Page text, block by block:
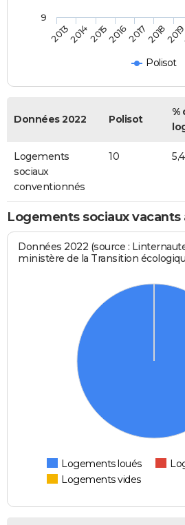
Polisot
201320142015201620172018
9
Données 2022 Polisot
%
Logements
sociaux
conventionnés
10
Logements sociaux vacants
Données 2022 (source :
ministère de la Transition
Logements loués
Logements vides